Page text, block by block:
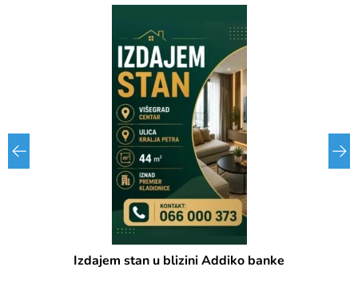
Izdajem stan u blizini Addiko banke